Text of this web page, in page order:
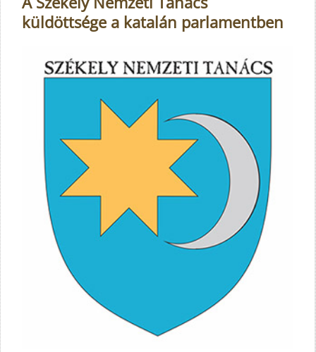
küldöttsége a katalán parlamentben